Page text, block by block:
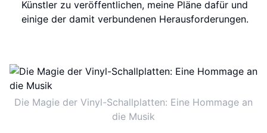
Künstler zu veröffentlichen, meine Pläne dafür und
einige der damit verbundenen Herausforderungen.
Die Magie der Vinyl-Schallplatten: Eine Hommage an
die Musik